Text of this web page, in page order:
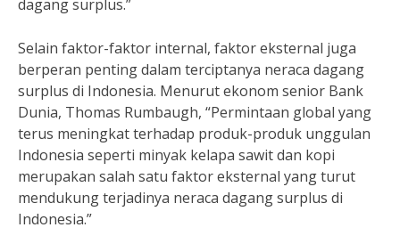
dagang surplus.”
Selain faktor-faktor internal, faktor eksternal juga
berperan penting dalam terciptanya neraca dagang
surplus di Indonesia. Menurut ekonom senior Bank
Dunia, Thomas Rumbaugh, “Permintaan global yang
terus meningkat terhadap produk-produk unggulan
Indonesia seperti minyak kelapa sawit dan kopi
merupakan salah satu faktor eksternal yang turut
mendukung terjadinya neraca dagang surplus di
Indonesia.”